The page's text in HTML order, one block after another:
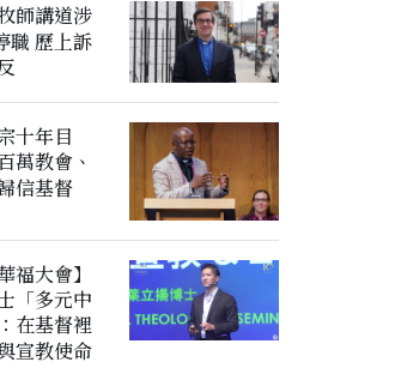
師講道涉
職 歷上訴
十年目
萬教會、
信基督
福大會】
「多元中
在基督裡
宣教使命